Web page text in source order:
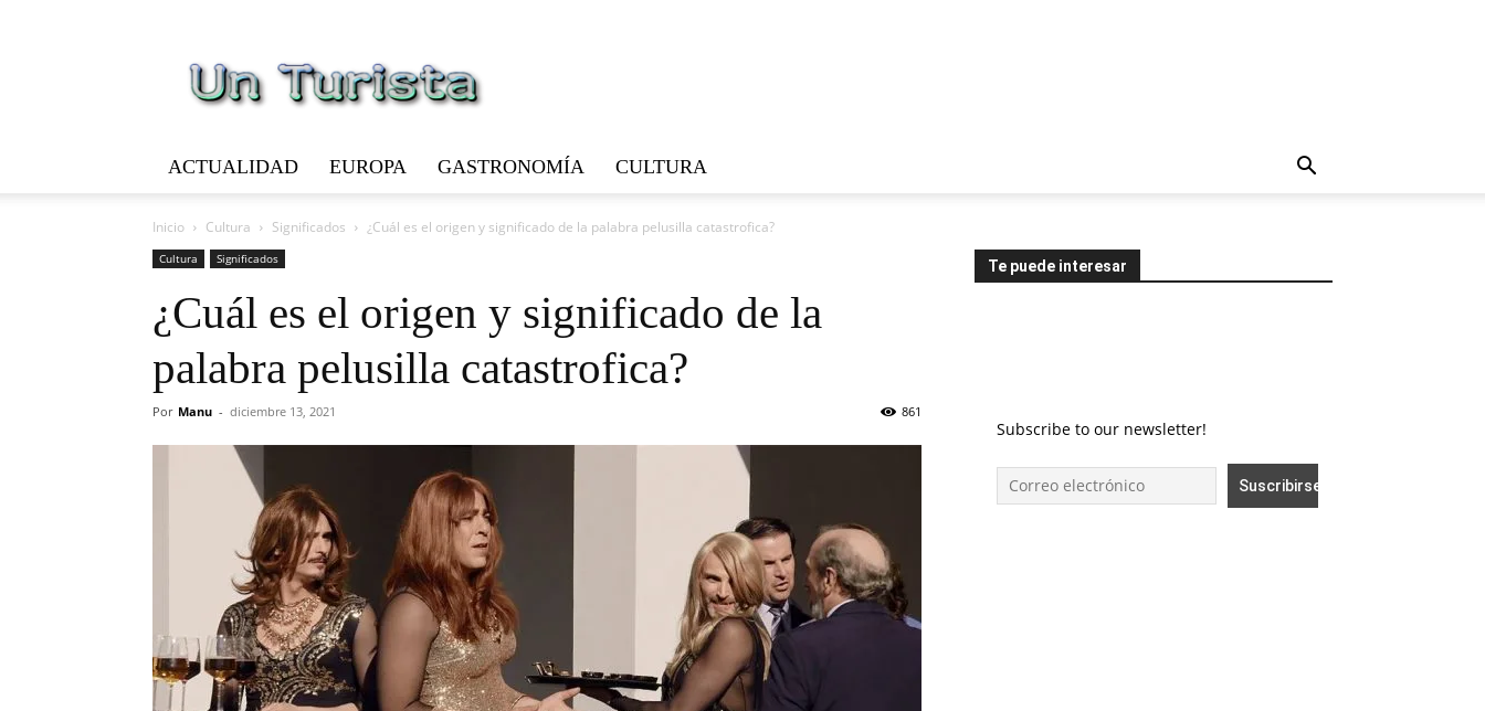
Turista
ACTUALIDAD EUROPA GASTRONOMÍA CULTURA
Inicio Cultura Significados ¿Cuál es el origen y significado de la palabra pelusilla catastrofica?
Cultura Significados
¿Cuál es el origen y significado de la
palabra pelusilla catastrofica?
Por Manu - diciembre 13, 2021 861
Te puede interesar
Subscribe to our newsletter!